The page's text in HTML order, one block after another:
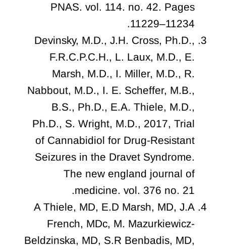
PNAS. vol. 114. no. 42. Pages
11229–11234.
Devinsky, M.D., J.H. Cross, Ph.D.,
F.R.C.P.C.H., L. Laux, M.D., E.
Marsh, M.D., I. Miller, M.D., R.
Nabbout, M.D., I. E. Scheffer, M.B.,
B.S., Ph.D., E.A. Thiele, M.D.,
Ph.D., S. Wright, M.D., 2017, Trial
of Cannabidiol for Drug-Resistant
Seizures in the Dravet Syndrome.
The new england journal of
medicine. vol. 376 no. 21.
A Thiele, MD, E.D Marsh, MD, J.A
French, MDc, M. Mazurkiewicz-
Beldzinska, MD, S.R Benbadis, MD,